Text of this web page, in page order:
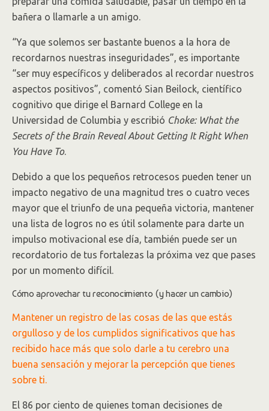
bañera o llamarle a un amigo.
“Ya que solemos ser bastante buenos a la hora de
recordarnos nuestras inseguridades”, es importante
“ser muy específicos y deliberados al recordar nuestros
aspectos positivos”, comentó Sian Beilock, científico
cognitivo que dirige el Barnard College en la
Universidad de Columbia y escribió Choke: What the
Secrets of the Brain Reveal About Getting It Right When
You Have To.
Debido a que los pequeños retrocesos pueden tener un
impacto negativo de una magnitud tres o cuatro veces
mayor que el triunfo de una pequeña victoria, mantener
una lista de logros no es útil solamente para darte un
impulso motivacional ese día, también puede ser un
recordatorio de tus fortalezas la próxima vez que pases
por un momento difícil.
Cómo aprovechar tu reconocimiento (y hacer un cambio)
Mantener un registro de las cosas de las que estás
orgulloso y de los cumplidos significativos que has
recibido hace más que solo darle a tu cerebro una
buena sensación y mejorar la percepción que tienes
sobre ti.
El 86 por ciento de quienes toman decisiones de